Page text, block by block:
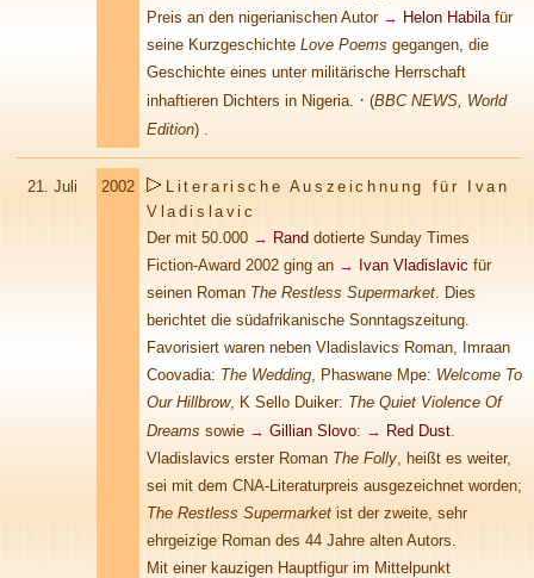
Preis an den nigerianischen Autor → Helon Habilafür
seine Kurzgeschichte Love Poems gegangen, die
Geschichte eines unter militärische Herrschaft
inhaftieren Dichters in Nigeria. · (BBC NEWS, World
Edition) .
21. Juli 2002
Literarische Auszeichnung für Ivan
Vladislavic
Der mit 50.000 → Rand dotierte Sunday Times
Fiction-Award 2002 ging an → Ivan Vladislavic für
seinen Roman The Restless Supermarket. Dies
berichtet die südafrikanische Sonntagszeitung.
Favorisiert waren neben Vladislavics Roman, Imraan
Coovadia: The Wedding, Phaswane Mpe: Welcome To
Our Hillbrow, K Sello Duiker: The Quiet Violence Of
Dreams sowie → Gillian Slovo: → Red Dust.
Vladislavics erster Roman The Folly, heißt es weiter,
sei mit dem CNA-Literaturpreis ausgezeichnet worden;
The Restless Supermarket ist der zweite, sehr
ehrgeizige Roman des 44 Jahre alten Autors.
Mit einer kauzigen Hauptfigur im Mittelpunkt